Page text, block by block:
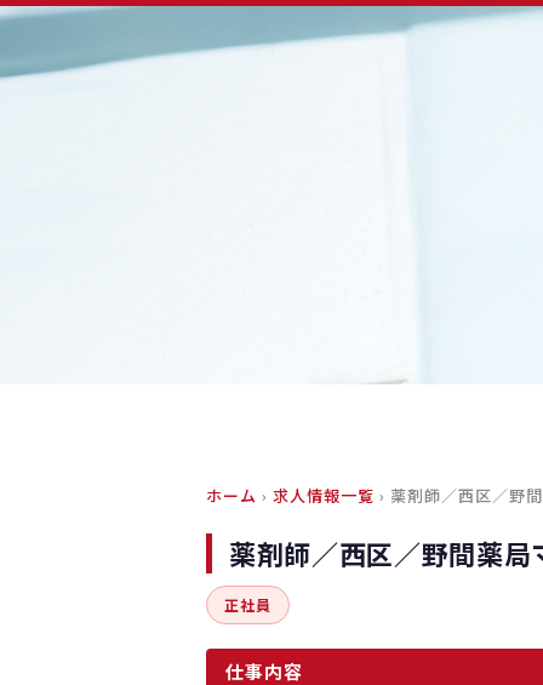
ホーム › 求人情報一覧 › 薬剤師／西区／野
薬剤師／西区／野間薬局
正社員
仕事内容